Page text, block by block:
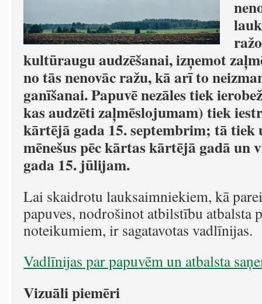
kultūraugu audzēšanai, izņemot
no tās nenovāc ražu, kā arī to
ganīšanai. Papuvē nezāles tiek
kas audzēti zaļmēslojumam) tiek
kārtējā gada 15. septembrim; tā tiek
mēnešus pēc kārtas kārtējā gadā un
gada 15. jūlijam.
Lai skaidrotu lauksaimniekiem, kā
papuves, nodrošinot atbilstību atbalsta
noteikumiem, ir sagatavotas vadlīnijas.
Vadlīnijas par papuvēm un atbalsta
Vizuāli piemēri